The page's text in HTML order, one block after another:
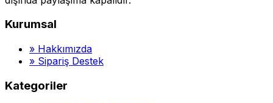
Kurumsal
» Hakkımızda
» Sipariş Destek
Kategoriler